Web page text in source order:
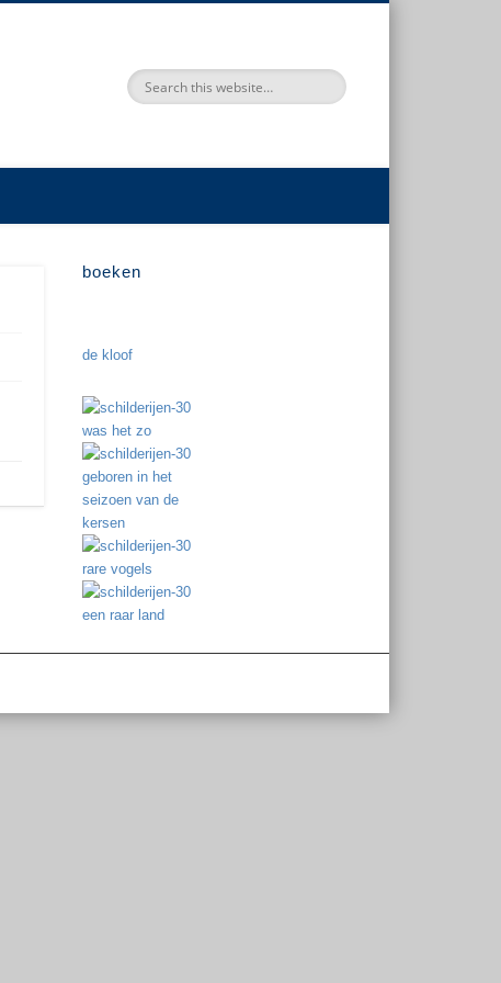
boeken
de kloof
was het zo
geboren in het
seizoen van de
kersen
rare vogels
een raar land